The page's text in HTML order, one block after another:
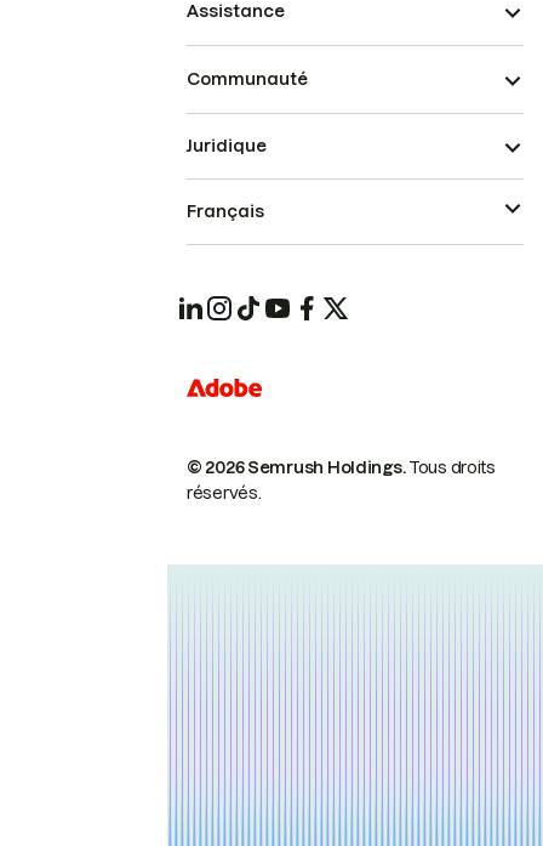
Assistance
Communauté
© 2026 Semrush Holdings.Tous droits
réservés.
Juridique
Français